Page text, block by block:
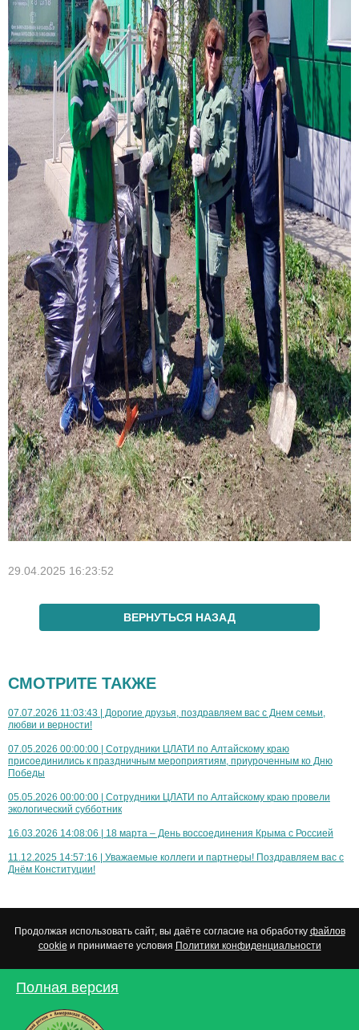
29.04.2025 16:23:52
ВЕРНУТЬСЯ НАЗАД
СМОТРИТЕ ТАКЖЕ
07.07.2026 11:03:43 | Дорогие друзья, поздравляем вас с Днем семьи,
любви и верности!
07.05.2026 00:00:00 | Сотрудники ЦЛАТИ по Алтайскому краю
присоединились к праздничным мероприятиям, приуроченным ко Дню
Победы
05.05.2026 00:00:00 | Сотрудники ЦЛАТИ по Алтайскому краю провели
экологический субботник
16.03.2026 14:08:06 | 18 марта – День воссоединения Крыма с Россией
11.12.2025 14:57:16 | Уважаемые коллеги и партнеры! Поздравляем вас с
Днём Конституции!
Продолжая использовать сайт, вы даёте согласие на обработку файлов
cookie и принимаете условия Политики конфиденциальности
Полная версия